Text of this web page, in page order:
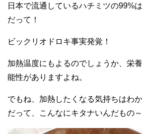
日本で流通しているハチミツの99%
だって！
ビックリオドロキ事実発覚！
加熱温度にもよるのでしょうか、栄
能性がありますよね。
でもね、加熱したくなる気持ちはわか
だって、こんなにキタナいんだもの